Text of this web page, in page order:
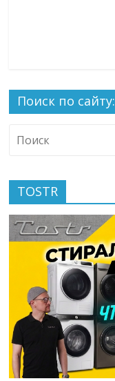
Поиск по сайту:
TOSTR